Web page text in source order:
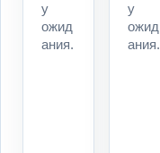
у
ожид
ания.
у
ожид
ания.